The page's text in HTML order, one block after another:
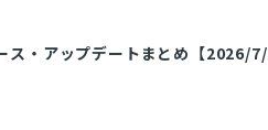
ス・アップデートまとめ【2026/7/